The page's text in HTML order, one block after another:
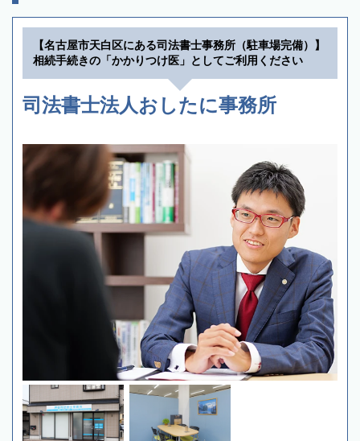
【名古屋市天白区にある司法書士事務所（駐車場完備）】
相続手続きの「かかりつけ医」としてご利用ください
司法書士法人おしたに事務所